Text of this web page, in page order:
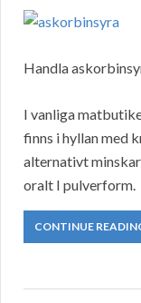
Handla
I vanliga
finns i hyllan med
alternativt
oralt I pulverform.
CONTINUE